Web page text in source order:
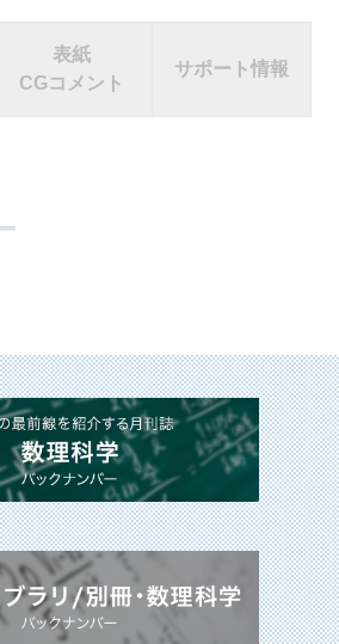
表紙
CGコメント
サポート情報